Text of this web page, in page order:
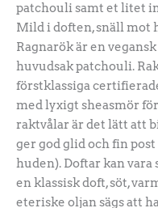
patchouli samt et litet
Mild i doften, snäll mot
Ragnarök är en
huvudsak patchouli.
förstklassiga
med lyxigt sheasmör
raktvålar är det lätt att
ger god glid och fin
huden). Doftar kan
en klassisk doft, söt,
eteriske oljan sägs att